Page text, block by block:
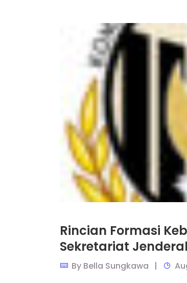
Rincian Formasi
Sekretariat
By Bella Sungkawa